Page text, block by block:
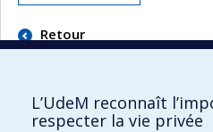
Retour
L’UdeM reconnaît
respecter la vie privée